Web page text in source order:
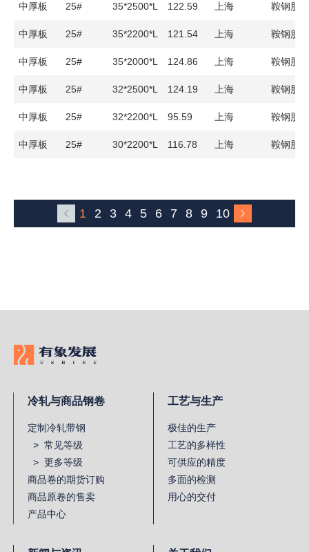
中厚板 25# 35*2500*L 122.59 上海 鞍钢股份
中厚板 25# 35*2200*L 121.54 上海 鞍钢股份
中厚板 25# 35*2000*L 124.86 上海 鞍钢股份
中厚板 25# 32*2500*L 124.19 上海 鞍钢股份
中厚板 25# 32*2200*L 95.59 上海 鞍钢股份
中厚板 25# 30*2200*L 116.78 上海 鞍钢股份
1 2 3 4 5 6 7 8 9 10
冷轧与商品钢卷
定制冷轧带钢
> 常见等级
> 更多等级
商品卷的期货订购
商品原卷的售卖
产品中心
工艺与生产
极佳的生产
工艺的多样性
可供应的精度
多面的检测
用心的交付